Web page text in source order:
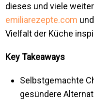
dieses und viele
emiliarezepte.com
Vielfalt der Küche
Key Takeaways
Selbstgemachte
gesündere